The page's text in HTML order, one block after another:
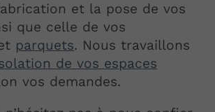
et la pose de vos
que celle de vos
parquets. Nous travaillons
de vos espaces
vos demandes.